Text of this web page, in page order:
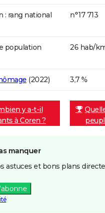
: rang national
n°17 713
population
26 hab/
(2022) 3,7 %
y a-t-il
à Coren ?
manquer
astuces et bons plans